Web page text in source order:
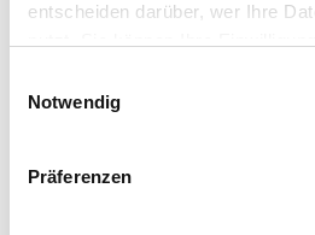
entscheiden darüber, wer Ihre
Trigger Symbol ändern oder
Informationen über Ihre
Notwendig
Präferenzen